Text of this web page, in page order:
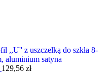
129,56 zł